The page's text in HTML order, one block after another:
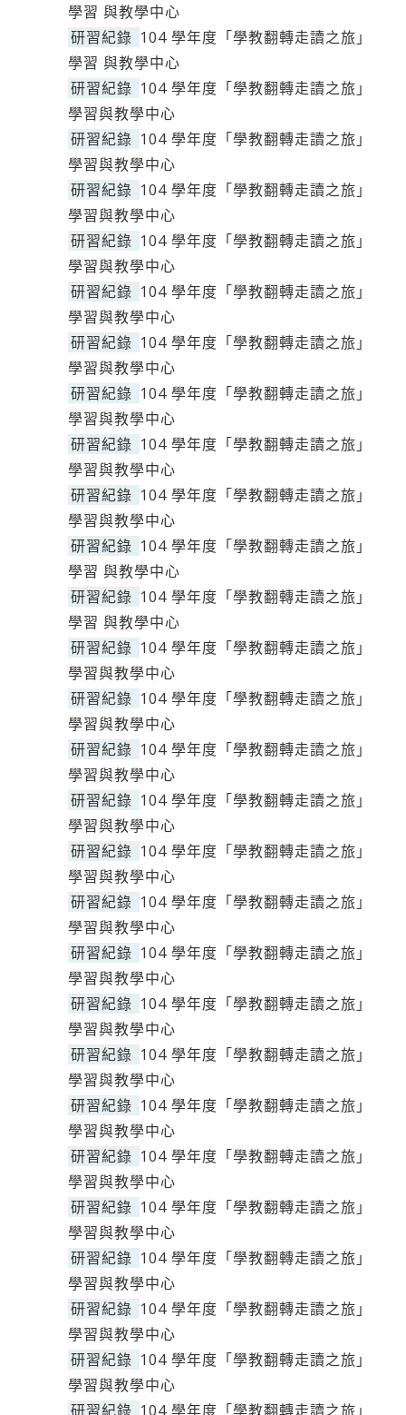
學習 與教學中心
研習紀錄 104 學年度「學教翻轉走讀之旅」
學習 與教學中心
研習紀錄 104 學年度「學教翻轉走讀之旅」
學習與教學中心
研習紀錄 104 學年度「學教翻轉走讀之旅」
學習與教學中心
研習紀錄 104 學年度「學教翻轉走讀之旅」
學習與教學中心
研習紀錄 104 學年度「學教翻轉走讀之旅」
學習與教學中心
研習紀錄 104 學年度「學教翻轉走讀之旅」
學習與教學中心
研習紀錄 104 學年度「學教翻轉走讀之旅」
學習與教學中心
研習紀錄 104 學年度「學教翻轉走讀之旅」
學習與教學中心
研習紀錄 104 學年度「學教翻轉走讀之旅」
學習與教學中心
研習紀錄 104 學年度「學教翻轉走讀之旅」
學習與教學中心
研習紀錄 104 學年度「學教翻轉走讀之旅」
學習 與教學中心
研習紀錄 104 學年度「學教翻轉走讀之旅」
學習 與教學中心
研習紀錄 104 學年度「學教翻轉走讀之旅」
學習與教學中心
研習紀錄 104 學年度「學教翻轉走讀之旅」
學習與教學中心
研習紀錄 104 學年度「學教翻轉走讀之旅」
學習與教學中心
研習紀錄 104 學年度「學教翻轉走讀之旅」
學習與教學中心
研習紀錄 104 學年度「學教翻轉走讀之旅」
學習與教學中心
研習紀錄 104 學年度「學教翻轉走讀之旅」
學習與教學中心
研習紀錄 104 學年度「學教翻轉走讀之旅」
學習與教學中心
研習紀錄 104 學年度「學教翻轉走讀之旅」
學習與教學中心
研習紀錄 104 學年度「學教翻轉走讀之旅」
學習與教學中心
研習紀錄 104 學年度「學教翻轉走讀之旅」
學習與教學中心
研習紀錄 104 學年度「學教翻轉走讀之旅」
學習與教學中心
研習紀錄 104 學年度「學教翻轉走讀之旅」
學習與教學中心
研習紀錄 104 學年度「學教翻轉走讀之旅」
學習與教學中心
研習紀錄 104 學年度「學教翻轉走讀之旅」
學習與教學中心
研習紀錄 104 學年度「學教翻轉走讀之旅」
學習與教學中心
研習紀錄 104 學年度「學教翻轉走讀之旅」